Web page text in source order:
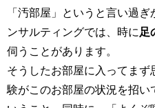
「汚部屋」というと言い過
ンサルティングでは、時に 足
伺うことがあります。
そうしたお部屋に入ってま
験がこのお部屋の状況を招い